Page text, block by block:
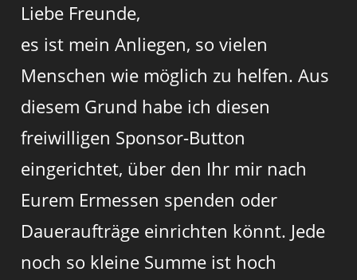
Liebe Freunde,
es ist mein Anliegen, so vielen
Menschen wie möglich zu helfen. Aus
diesem Grund habe ich diesen
freiwilligen Sponsor-Button
eingerichtet, über den Ihr mir nach
Eurem Ermessen spenden oder
Daueraufträge einrichten könnt. Jede
noch so kleine Summe ist hoch